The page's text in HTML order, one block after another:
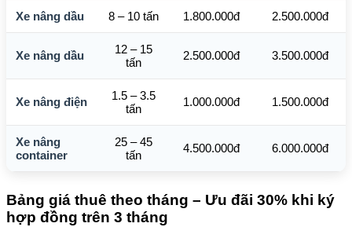
Xe nâng dầu 8 – 10 tấn 1.800.000đ 2.500.000đ
Xe nâng dầu
12 – 15
tấn
2.500.000đ 3.500.000đ
Xe nâng điện
1.5 – 3.5
tấn
1.000.000đ 1.500.000đ
Xe nâng
container
25 – 45
tấn
4.500.000đ 6.000.000đ
Bảng giá thuê theo tháng – Ưu đãi 30% khi ký
hợp đồng trên 3 tháng